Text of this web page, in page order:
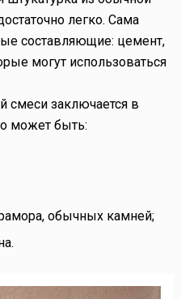
легко. Сама
составляющие: цемент,
могут использоваться
смеси заключается в
может быть:
обычных камней;